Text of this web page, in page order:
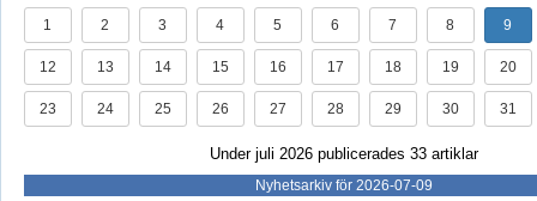
1 2 3 4 5 6 7 8 9
12 13 14 15 16 17 18 19 20
23 24 25 26 27 28 29 30 31
Under juli 2026 publicerades 33 artiklar
Nyhetsarkiv för 2026-07-09